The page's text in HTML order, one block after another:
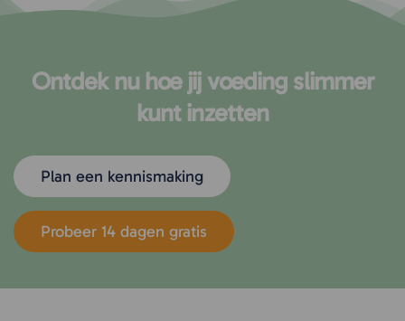
Ontdek nu hoe jij voeding slimmer
kunt inzetten
Plan een kennismaking
Probeer 14 dagen gratis